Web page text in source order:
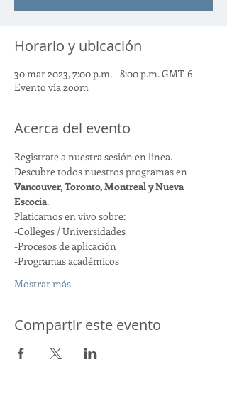
Horario y ubicación
30 mar 2023, 7:00 p.m. – 8:00 p.m. GMT-6
Evento vía zoom
Acerca del evento
Registrate a nuestra sesión en linea.
Descubre todos nuestros programas en
Vancouver, Toronto, Montreal y Nueva
Escocia.
Platicamos en vivo sobre:
-Colleges / Universidades
-Procesos de aplicación
-Programas académicos
Mostrar más
Compartir este evento